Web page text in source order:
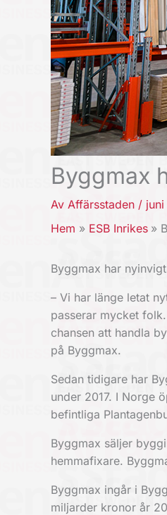
Byggmax
Av Affärsstaden / juni
Hem
ESB Inrikes
Byggmax har
– Vi har länge letat
passerar mycket
chansen att handla
på Byggmax.
Sedan tidigare har
under 2017. I Norge
befintliga
Byggmax säljer
hemmafixare.
Byggmax ingår i
miljarder kronor år